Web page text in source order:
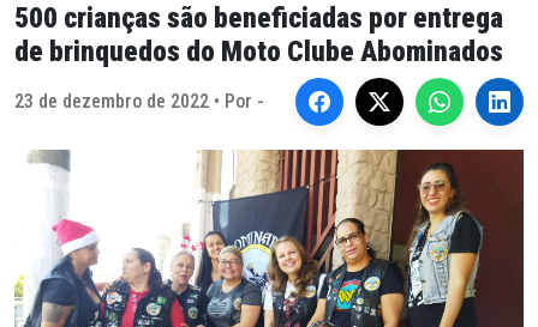
500 crianças são beneficiadas por entrega
de brinquedos do Moto Clube Abominados
23 de dezembro de 2022 • Por -